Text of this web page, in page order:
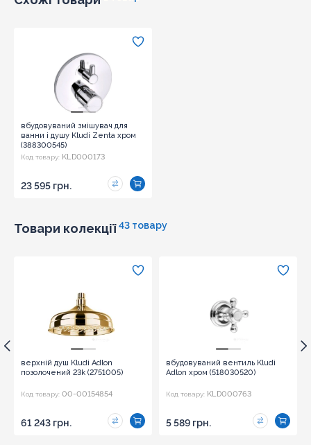
вбудовуваний змішувач для
ванни і душу Kludi Zenta хром
(388300545)
Код товару: KLD000173
23 595 грн.
Товари колекції 43 товару
верхній душ Kludi Adlon
позолочений 23k (2751005)
Код товару: 00-00154854
61 243 грн.
вбудовуваний вентиль Kludi
Adlon хром (518030520)
Код товару: KLD000763
5 589 грн.